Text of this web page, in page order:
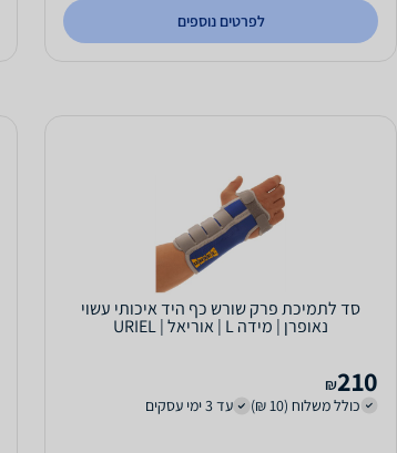
לפרטים נוספים
סד לתמיכת פרק שורש כף היד איכותי עשוי
נאופרן | מידה L | אוריאל | URIEL
210
₪
כולל משלוח (10 ₪)
עד 3 ימי עסקים